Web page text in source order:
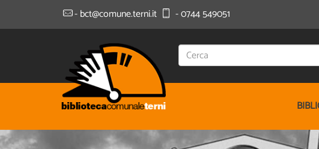
- bct@comune.terni.it - 0744 549051